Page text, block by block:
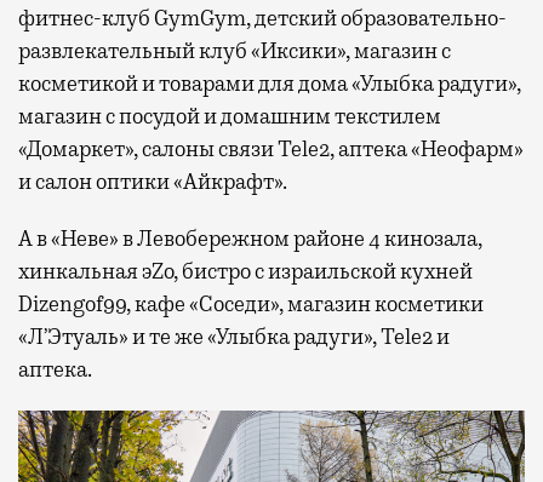
фитнес-клуб GymGym, детский образовательно-
развлекательный клуб «Иксики», магазин с
косметикой и товарами для дома «Улыбка радуги»,
магазин с посудой и домашним текстилем
«Домаркет», салоны связи Tele2, аптека «Неофарм»
и салон оптики «Айкрафт».
А в «Неве» в Левобережном районе 4 кинозала,
хинкальная эZо, бистро с израильской кухней
Dizengof99, кафе «Соседи», магазин косметики
«Л’Этуаль» и те же «Улыбка радуги», Tele2 и
аптека.